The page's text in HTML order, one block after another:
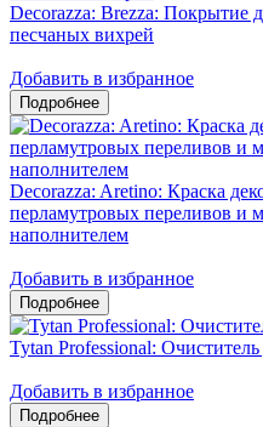
Decorazza: Brezza: Покрытие
песчаных вихрей
Добавить в избранное
Decorazza: Aretino: Краска
перламутровых переливов и
наполнителем
Добавить в избранное
Tytan Professional:
Добавить в избранное